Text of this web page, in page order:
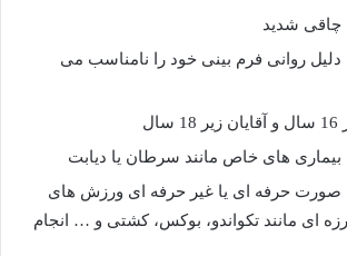
چاقی شدید
دلیل روانی فرم بینی خود را نامناسب می
بیماری های خاص مانند سرطان یا دیابت
صورت حرفه ای یا غیر حرفه ای ورزش های
ای مانند تکواندو، بوکس، کشتی و … انجام